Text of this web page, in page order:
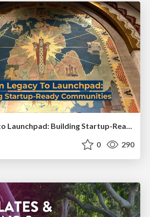
From Legacy to Launchpad: Building Startup-Ready Communities
0 290